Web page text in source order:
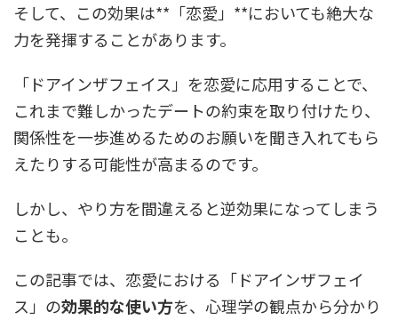
そして、この効果は**「恋愛」**においても絶大な
力を発揮することがあります。
「ドアインザフェイス」を恋愛に応用することで、
これまで難しかったデートの約束を取り付けたり、
関係性を一歩進めるためのお願いを聞き入れてもら
えたりする可能性が高まるのです。
しかし、やり方を間違えると逆効果になってしまう
ことも。
この記事では、恋愛における「ドアインザフェイ
ス」の効果的な使い方を、心理学の観点から分かり